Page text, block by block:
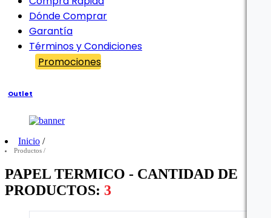
Dónde Comprar
Garantía
Términos y Condiciones
Promociones
Outlet
Inicio /
Productos /
PAPEL TERMICO - CANTIDAD DE
PRODUCTOS: 3